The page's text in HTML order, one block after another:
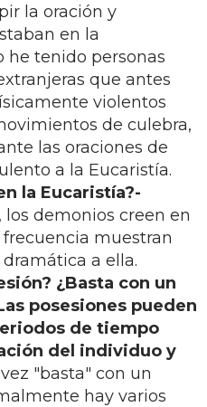
la oración y
en la
he tenido personas
que antes
violentos
de culebra,
las oraciones de
a la Eucaristía.
la Eucaristía?-
los demonios creen en
frecuencia muestran
a ella.
¿Basta con un
posesiones pueden
de tiempo
del individuo y
vez "basta" con un
hay varios